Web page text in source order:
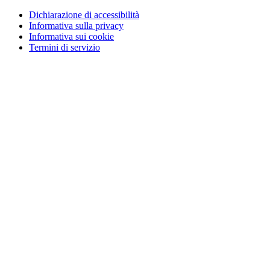
Dichiarazione di accessibilità
Informativa sulla privacy
Informativa sui cookie
Termini di servizio